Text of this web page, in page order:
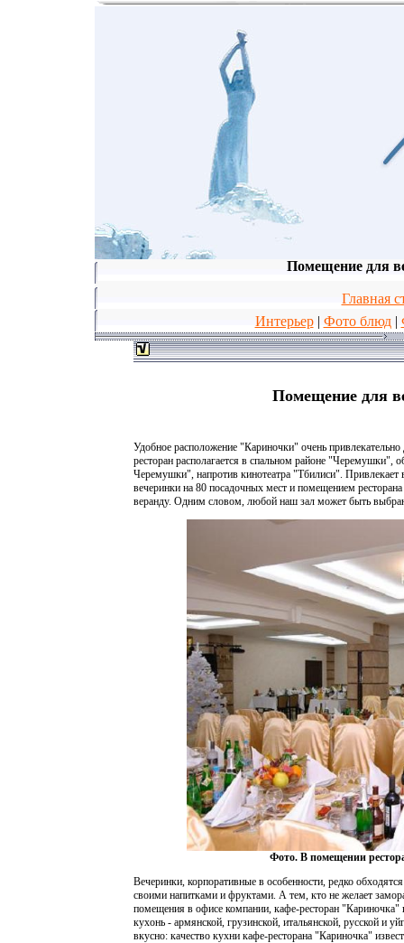
Помещение для
Главная
Интерьер| Фото блюд|
Помещение для
Удобное расположение "Кариночки" очень
ресторан располагается в спальном районе
Черемушки", напротив кинотеатра "Тбилиси". Привлекает
вечеринки на 80 посадочных мест и помещением
веранду. Одним словом, любой наш зал может быть
Фото. В помещении
Вечеринки, корпоративные в особенности, редко
своими напитками и фруктами. А тем, кто не желает
помещения в офисе компании, кафе-ресторан
кухонь - армянской, грузинской, итальянской, русской и
вкусно: качество кухни кафе-ресторана "Кариночка"